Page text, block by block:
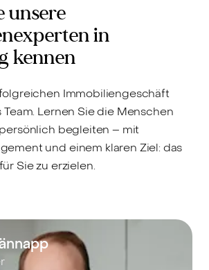
unsere
in
kennen
Immobiliengeschäft
Team. Lernen Sie die Menschen
begleiten – mit
und einem klaren Ziel: das
Sie zu erzielen.